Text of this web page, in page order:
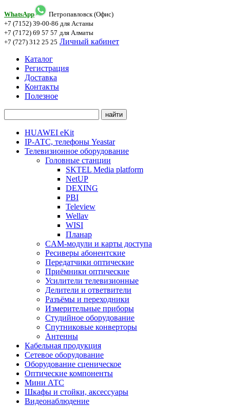
WhatsApp
Петропавловск (Офис)
+7 (7152) 39-00-86 для Астаны
+7 (7172) 69 57 57 для Алматы
+7 (727) 312 25 25 Личный кабинет
Каталог
Регистрация
Доставка
Контакты
Полезное
HUAWEI eKit
IP-АТС, телефоны Yeastar
Телевизионное оборудование
Головные станции
SKTEL Media platform
NetUP
DEXING
PBI
Teleview
Wellav
WISI
Планар
CAM-модули и карты доступа
Ресиверы абонентские
Передатчики оптические
Приёмники оптические
Усилители телевизионные
Делители и ответвители
Разъёмы и переходники
Измерительные приборы
Студийное оборудование
Спутниковые конверторы
Антенны
Кабельная продукция
Сетевое оборудование
Оборудование сценическое
Оптические компоненты
Мини АТС
Шкафы и стойки, аксессуары
Видеонаблюдение